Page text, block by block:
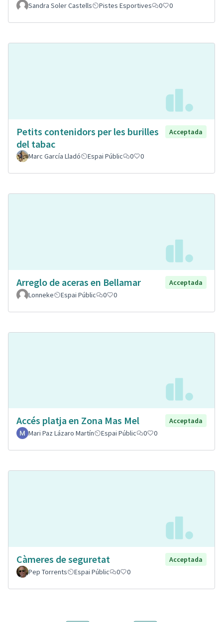
Sandra Soler Castells
Pistes Esportives 0 0
Petits contenidors per les burilles
del tabac
Acceptada
Marc García Lladó Espai Públic 0 0
Arreglo de aceras en Bellamar
Acceptada
Lonneke
Espai Públic 0 0
Accés platja en Zona Mas Mel
Acceptada
Mari Paz Lázaro Martín
Espai Públic 0 0
Càmeres de seguretat
Acceptada
Pep Torrents
Espai Públic 0 0